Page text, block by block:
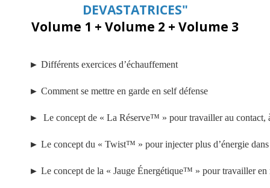
DEVASTATRICES"
Volume 1 + Volume 2 + Volume 3
► Différents exercices d’échauffement
► Comment se mettre en garde en self défense
► Le concept de « La Réserve™ » pour travailler au contact,
► Le concept du « Twist™ » pour injecter plus d’énergie
► Le concept de la « Jauge Énergétique™ » pour travailler